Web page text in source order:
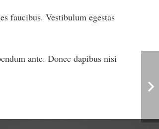
faucibus. Vestibulum egestas
ante. Donec dapibus nisi